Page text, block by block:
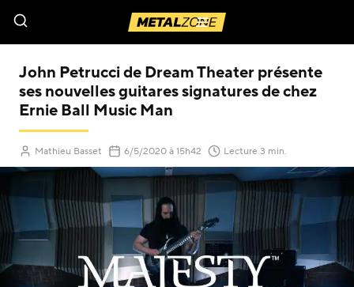
Menu
John Petrucci de Dream Theater présente
ses nouvelles guitares signatures de chez
Ernie Ball Music Man
Mathieu Basset 6/5/2020(Mis à jour le)
à 15h42 Lecture 3 min.